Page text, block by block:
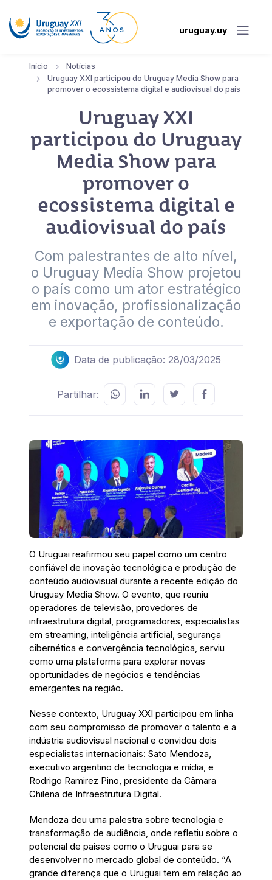
uruguay.uy
Início
Notícias
Uruguay XXI participou do Uruguay Media Show para
promover o ecossistema digital e audiovisual do país
Uruguay XXI
participou do Uruguay
Media Show para
promover o
ecossistema digital e
audiovisual do país
Com palestrantes de alto nível,
o Uruguay Media Show projetou
o país como um ator estratégico
em inovação, profissionalização
e exportação de conteúdo.
Data de publicação: 28/03/2025
Partilhar:
O Uruguai reafirmou seu papel como um centro
confiável de inovação tecnológica e produção de
conteúdo audiovisual durante a recente edição do
Uruguay Media Show. O evento, que reuniu
operadores de televisão, provedores de
infraestrutura digital, programadores, especialistas
em streaming, inteligência artificial, segurança
cibernética e convergência tecnológica, serviu
como uma plataforma para explorar novas
oportunidades de negócios e tendências
emergentes na região.
Nesse contexto, Uruguay XXI participou em linha
com seu compromisso de promover o talento e a
indústria audiovisual nacional e convidou dois
especialistas internacionais: Sato Mendoza,
executivo argentino de tecnologia e mídia, e
Rodrigo Ramirez Pino, presidente da Câmara
Chilena de Infraestrutura Digital.
Mendoza deu uma palestra sobre tecnologia e
transformação de audiência, onde refletiu sobre o
potencial de países como o Uruguai para se
desenvolver no mercado global de conteúdo. “A
grande diferença que o Uruguai tem em relação ao